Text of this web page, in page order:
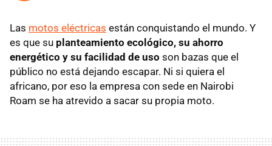
Las motos eléctricas están conquistando el mundo. Y
es que su planteamiento ecológico, su ahorro
energético y su facilidad de uso son bazas que el
público no está dejando escapar. Ni si quiera el
africano, por eso la empresa con sede en Nairobi
Roam se ha atrevido a sacar su propia moto.